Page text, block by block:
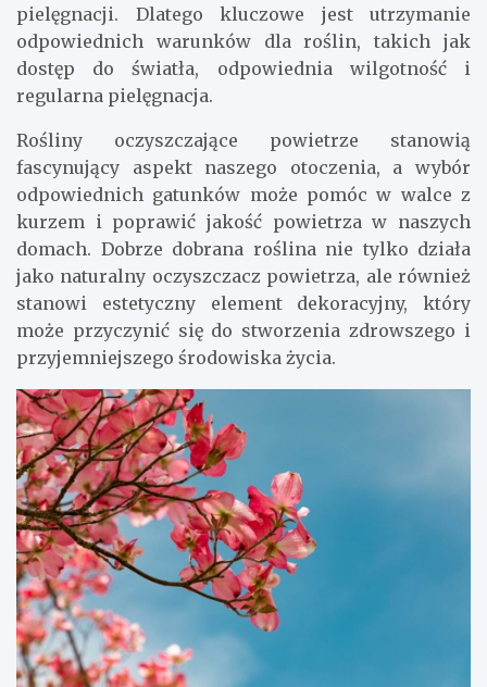
pielęgnacji. Dlatego kluczowe jest utrzymanie
odpowiednich warunków dla roślin, takich jak
dostęp do światła, odpowiednia wilgotność i
regularna pielęgnacja.
Rośliny oczyszczające powietrze stanowią
fascynujący aspekt naszego otoczenia, a wybór
odpowiednich gatunków może pomóc w walce z
kurzem i poprawić jakość powietrza w naszych
domach. Dobrze dobrana roślina nie tylko działa
jako naturalny oczyszczacz powietrza, ale również
stanowi estetyczny element dekoracyjny, który
może przyczynić się do stworzenia zdrowszego i
przyjemniejszego środowiska życia.